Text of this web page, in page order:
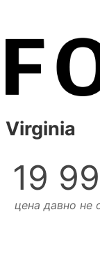
Virginia
19
цена давно не